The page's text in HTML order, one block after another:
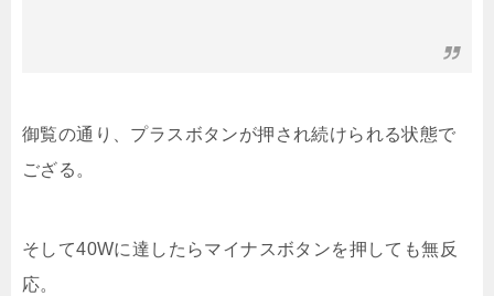
御覧の通り、プラスボタンが押され続けられる状態で
ござる。
そして40Wに達したらマイナスボタンを押しても無反
応。